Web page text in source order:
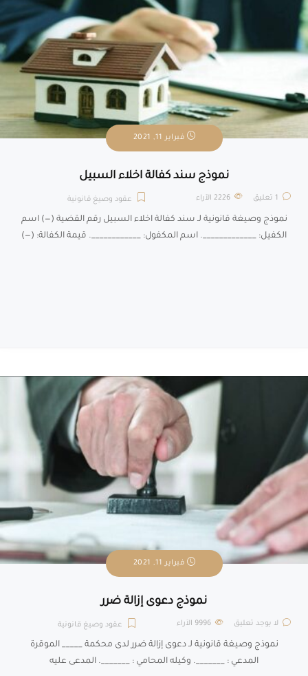
فبراير 11, 2021
نموذج سند كفالة اخلاء السبيل
عقود وصيغ قانونية 1 تعليق الآراء
نموذج وصيغة قانونية لـ سند كفالة اخلاء السبيل رقم القضية (—) اسم
الكفيل: _____________. اسم المكفول: ____________. قيمة الكفالة: (—)
فبراير 11, 2021
نموذج دعوى إزالة ضرر
عقود وصيغ قانونية لا يوجد تعليق الآراء
نموذج وصيغة قانونية لـ دعوى إزالة ضرر لدى محكمة _____ الموقرة
المدعي : _______. وكيله المحامي : _______. المدعى عليه